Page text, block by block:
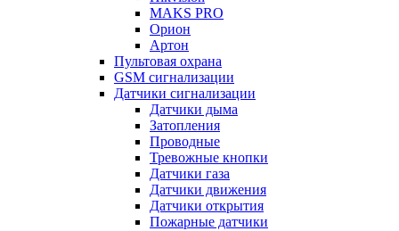
MAKS PRO
Орион
Артон
Пультовая охрана
GSM сигнализации
Датчики сигнализации
Датчики дыма
Затопления
Проводные
Тревожные кнопки
Датчики газа
Датчики движения
Датчики открытия
Пожарные датчики